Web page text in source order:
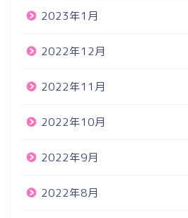
2023年1月
2022年12月
2022年11月
2022年10月
2022年9月
2022年8月